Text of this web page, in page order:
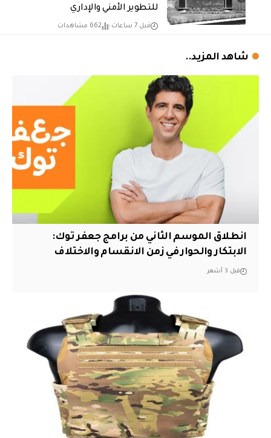
للتطوير الأمني والإداري
قبل 7 ساعات 662 مشاهدات
شاهد المزيد..
انطلاق الموسم الثاني من برامج جعفر توك:
الابتكار والحوار في زمن الانقسام والاختلاف
قبل 3 أشهر